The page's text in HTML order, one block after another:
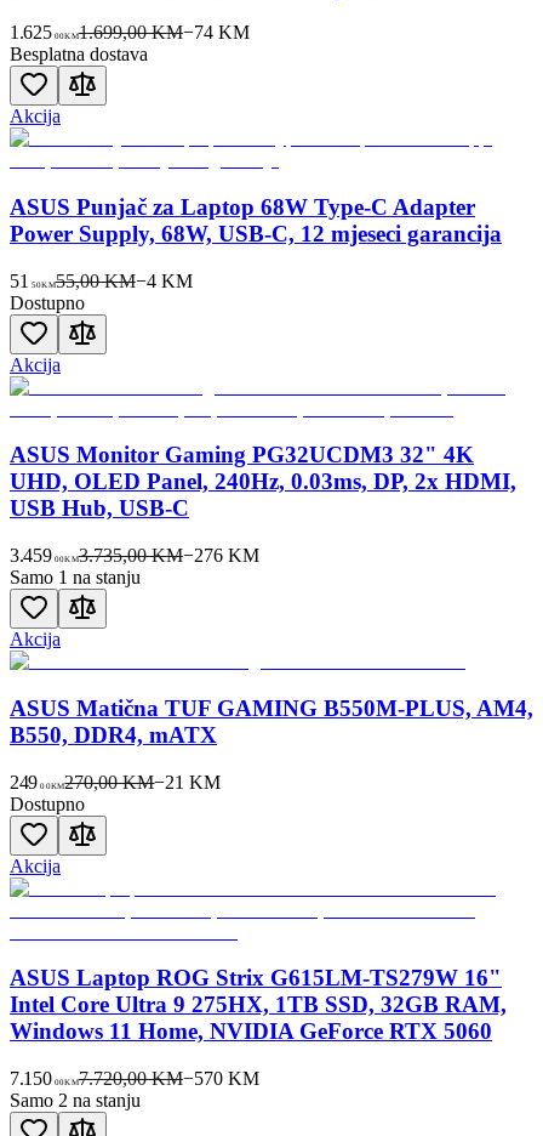
1.625 00KM1.699,00 KM−74KM
Besplatna dostava
Akcija
ASUS Punjač za Laptop 68W Type-C Adapter
Power Supply, 68W, USB-C, 12 mjeseci garancija
51 50KM55,00 KM−4KM
Dostupno
Akcija
ASUS Monitor Gaming PG32UCDM3 32" 4K
UHD, OLED Panel, 240Hz, 0.03ms, DP, 2x HDMI,
USB Hub, USB-C
3.459 00KM3.735,00 KM−276KM
Samo 1 na stanju
Akcija
ASUS Matična TUF GAMING B550M-PLUS, AM4,
B550, DDR4, mATX
249 00KM270,00 KM−21 KM
Dostupno
Akcija
ASUS Laptop ROG Strix G615LM-TS279W 16"
Intel Core Ultra 9 275HX, 1TB SSD, 32GB RAM,
Windows 11 Home, NVIDIA GeForce RTX 5060
7.150 00KM7.720,00 KM−570KM
Samo 2 na stanju